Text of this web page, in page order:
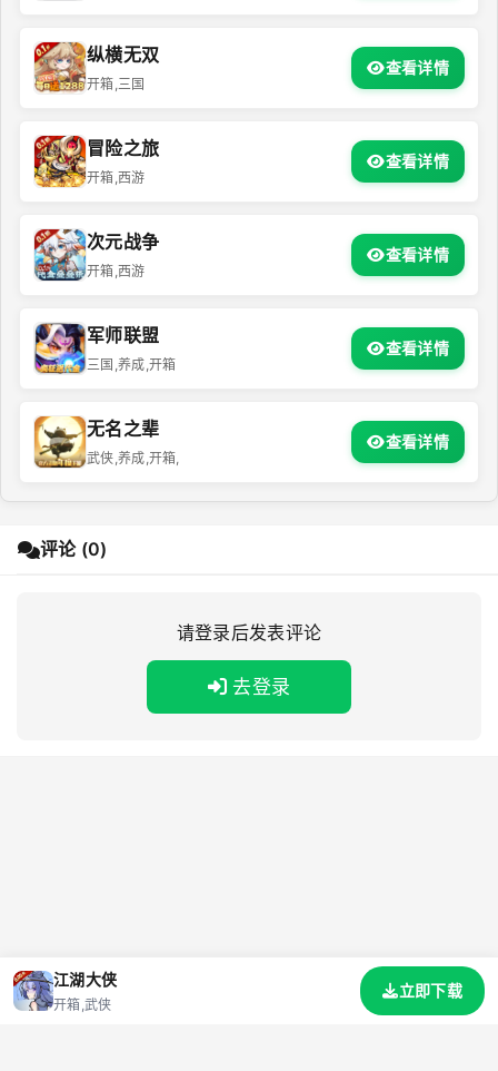
纵横无双
开箱,三国
查看详情
冒险之旅
开箱,西游
查看详情
次元战争
开箱,西游
查看详情
军师联盟
三国,养成,开箱
查看详情
无名之辈
武侠,养成,开箱,
查看详情
评论 (0)
请登录后发表评论
去登录
江湖大侠
开箱,武侠
立即下载